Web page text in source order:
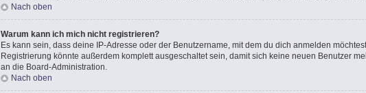
Nach oben
Warum kann ich mich nicht registrieren?
Es kann sein, dass deine IP-Adresse oder der Benutzername, mit dem du dich anmelden
Registrierung könnte außerdem komplett ausgeschaltet sein, damit sich keine neuen Benutzer
an die Board-Administration.
Nach oben